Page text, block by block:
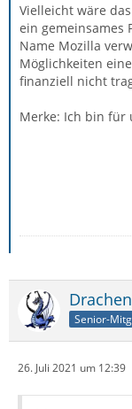
Vielleicht wäre
ein gemeinsames
Name Mozilla
Möglichkeiten
finanziell nicht
Merke: Ich bin für
Drachen
Senior-
26. Juli 2021 um 12:39